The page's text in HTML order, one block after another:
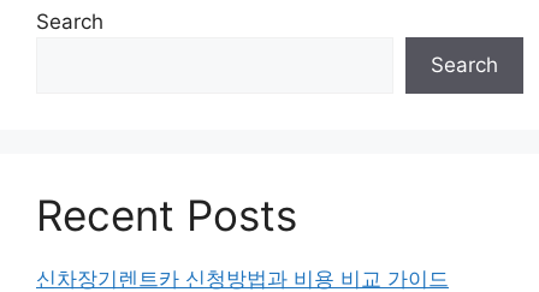
Search
Search
Recent Posts
신차장기렌트카 신청방법과 비용 비교 가이드